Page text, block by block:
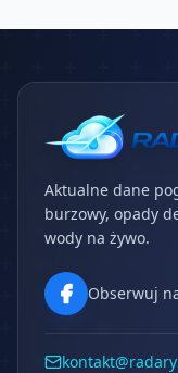
Aktualne dane
burzowy, opady
wody na żywo.
Obserwuj